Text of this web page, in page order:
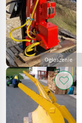
Ogłoszenie